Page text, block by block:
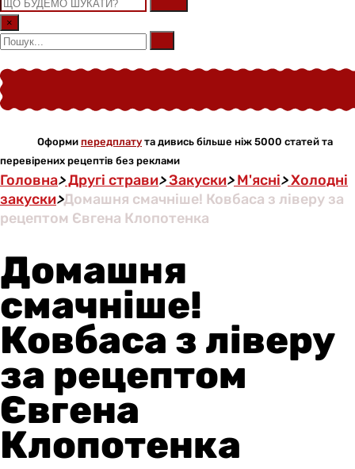
×
Оформи передплату та дивись більше ніж 5000 статей та
перевірених рецептів без реклами
Головна>Другі страви>Закуски>М'ясні>Холодні
закуски>Домашня смачніше! Ковбаса з ліверу за
рецептом Євгена Клопотенка
Домашня
смачніше!
Ковбаса з ліверу
за рецептом
Євгена
Клопотенка